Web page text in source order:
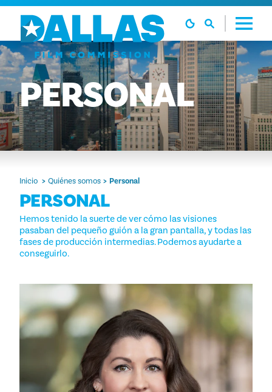
Ir al contenido
PERSONAL
Inicio Quiénes somos Personal
PERSONAL
Hemos tenido la suerte de ver cómo las visiones
pasaban del pequeño guión a la gran pantalla, y todas las
fases de producción intermedias. Podemos ayudarte a
conseguirlo.